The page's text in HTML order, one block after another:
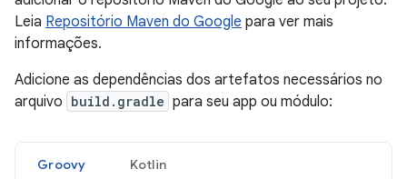
Leia Repositório Maven do Google para ver mais
informações.
Adicione as dependências dos artefatos necessários no
arquivo build.gradle para seu app ou módulo:
Groovy Kotlin